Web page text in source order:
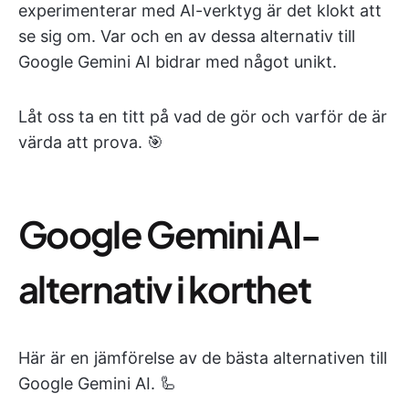
experimenterar med AI-verktyg är det klokt att
se sig om. Var och en av dessa alternativ till
Google Gemini AI bidrar med något unikt.
Låt oss ta en titt på vad de gör och varför de är
värda att prova. 🎯
Google Gemini AI-
alternativ i korthet
Här är en jämförelse av de bästa alternativen till
Google Gemini AI. 🦾